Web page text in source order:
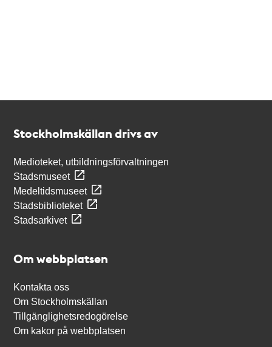
Stockholmskällan drivs av
Medioteket, utbildningsförvaltningen
Stadsmuseet
Medeltidsmuseet
Stadsbiblioteket
Stadsarkivet
Om webbplatsen
Kontakta oss
Om Stockholmskällan
Tillgänglighetsredogörelse
Om kakor på webbplatsen